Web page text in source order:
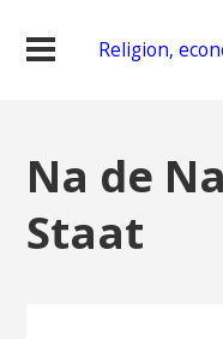
Religion,
Na de
Staat